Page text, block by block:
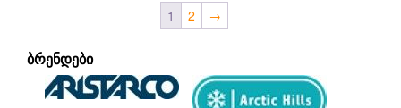
1 2 →
ᲑᲠᲔᲜᲓᲔᲑᲘ